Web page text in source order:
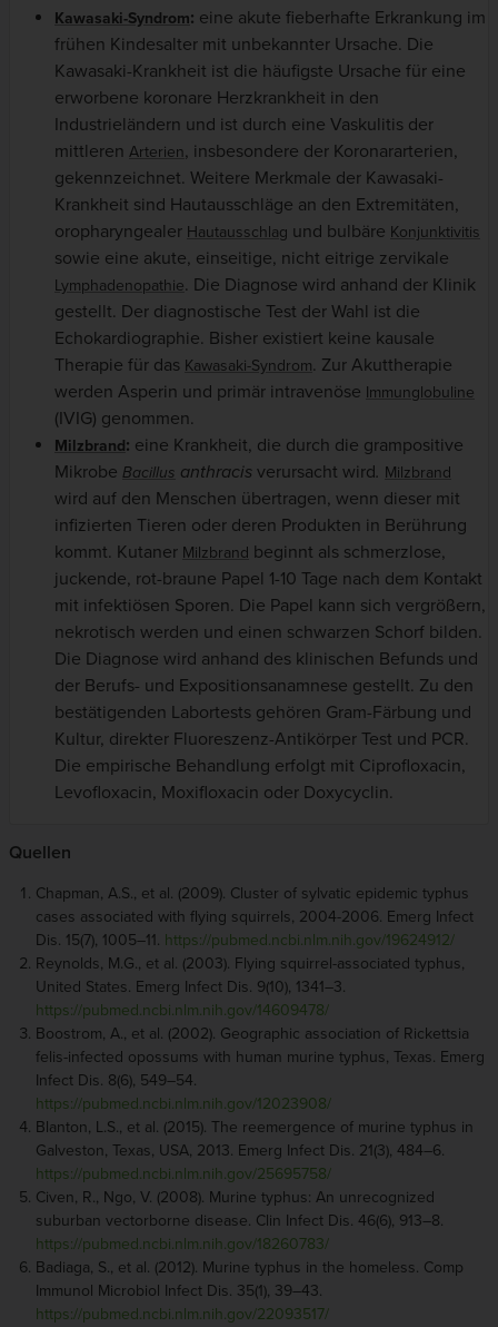
Kawasaki-Syndrom: eine akute fieberhafte Erkrankung im
frühen Kindesalter mit unbekannter Ursache. Die
Kawasaki-Krankheit ist die häufigste Ursache für eine
erworbene koronare Herzkrankheit in den
Industrieländern und ist durch eine Vaskulitis der
mittleren Arterien, insbesondere der Koronararterien,
gekennzeichnet. Weitere Merkmale der Kawasaki-
Krankheit sind Hautausschläge an den Extremitäten,
oropharyngealer Hautausschlag und bulbäre Konjunktivitis
sowie eine akute, einseitige, nicht eitrige zervikale
Lymphadenopathie. Die Diagnose wird anhand der Klinik
gestellt. Der diagnostische Test der Wahl ist die
Echokardiographie. Bisher existiert keine kausale
Therapie für das Kawasaki-Syndrom. Zur Akuttherapie
werden Asperin und primär intravenöse Immunglobuline
(IVIG) genommen.
Milzbrand: eine Krankheit, die durch die grampositive
Mikrobe Bacillus anthracis verursacht wird. Milzbrand
wird auf den Menschen übertragen, wenn dieser mit
infizierten Tieren oder deren Produkten in Berührung
kommt. Kutaner Milzbrand beginnt als schmerzlose,
juckende, rot-braune Papel 1-10 Tage nach dem Kontakt
mit infektiösen Sporen. Die Papel kann sich vergrößern,
nekrotisch werden und einen schwarzen Schorf bilden.
Die Diagnose wird anhand des klinischen Befunds und
der Berufs- und Expositionsanamnese gestellt. Zu den
bestätigenden Labortests gehören Gram-Färbung und
Kultur, direkter Fluoreszenz-Antikörper Test und PCR.
Die empirische Behandlung erfolgt mit Ciprofloxacin,
Levofloxacin, Moxifloxacin oder Doxycyclin.
Quellen
Chapman, A.S., et al. (2009). Cluster of sylvatic epidemic typhus
cases associated with flying squirrels, 2004-2006. Emerg Infect
Dis. 15(7), 1005–11. https://pubmed.ncbi.nlm.nih.gov/19624912/
Reynolds, M.G., et al. (2003). Flying squirrel-associated typhus,
United States. Emerg Infect Dis. 9(10), 1341–3.
https://pubmed.ncbi.nlm.nih.gov/14609478/
Boostrom, A., et al. (2002). Geographic association of Rickettsia
felis-infected opossums with human murine typhus, Texas. Emerg
Infect Dis. 8(6), 549–54.
https://pubmed.ncbi.nlm.nih.gov/12023908/
Blanton, L.S., et al. (2015). The reemergence of murine typhus in
Galveston, Texas, USA, 2013. Emerg Infect Dis. 21(3), 484–6.
https://pubmed.ncbi.nlm.nih.gov/25695758/
Civen, R., Ngo, V. (2008). Murine typhus: An unrecognized
suburban vectorborne disease. Clin Infect Dis. 46(6), 913–8.
https://pubmed.ncbi.nlm.nih.gov/18260783/
Badiaga, S., et al. (2012). Murine typhus in the homeless. Comp
Immunol Microbiol Infect Dis. 35(1), 39–43.
https://pubmed.ncbi.nlm.nih.gov/22093517/